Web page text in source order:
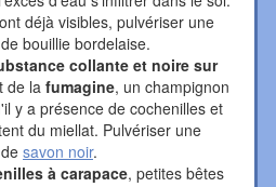
déjà visibles, pulvériser une
bouillie bordelaise.
collante et noire sur
de la fumagine, un champignon
y a présence de cochenilles et
du miellat. Pulvériser une
savon noir.
à carapace, petites bêtes